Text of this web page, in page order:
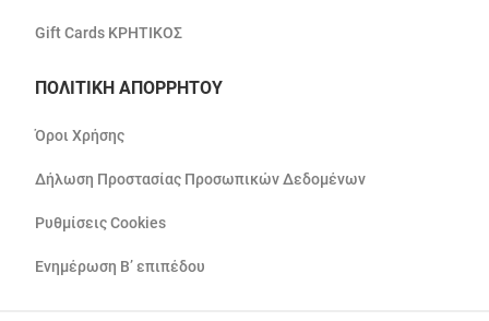
Gift Cards ΚΡΗΤΙΚΟΣ
ΠΟΛΙΤΙΚΗ ΑΠΟΡΡΗΤΟΥ
Όροι Χρήσης
Δήλωση Προστασίας Προσωπικών Δεδομένων
Ρυθμίσεις Cookies
Ενημέρωση Β’ επιπέδου